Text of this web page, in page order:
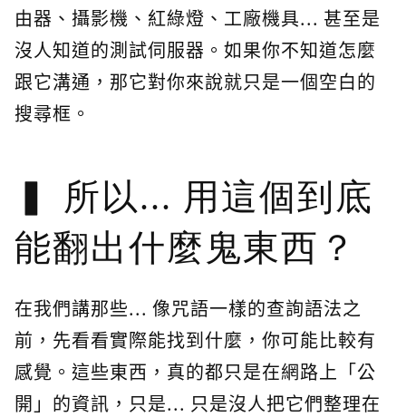
由器、攝影機、紅綠燈、工廠機具... 甚至是
沒人知道的測試伺服器。如果你不知道怎麼
跟它溝通，那它對你來說就只是一個空白的
搜尋框。
所以... 用這個到底
能翻出什麼鬼東西？
在我們講那些... 像咒語一樣的查詢語法之
前，先看看實際能找到什麼，你可能比較有
感覺。這些東西，真的都只是在網路上「公
開」的資訊，只是... 只是沒人把它們整理在